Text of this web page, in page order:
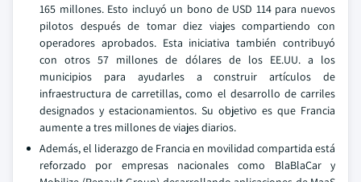
165 millones. Esto incluyó un bono de USD 114 para nuevos
pilotos después de tomar diez viajes compartiendo con
operadores aprobados. Esta iniciativa también contribuyó
con otros 57 millones de dólares de los EE.UU. a los
municipios para ayudarles a construir artículos de
infraestructura de carretillas, como el desarrollo de carriles
designados y estacionamientos. Su objetivo es que Francia
aumente a tres millones de viajes diarios.
Además, el liderazgo de Francia en movilidad compartida está
reforzado por empresas nacionales como BlaBlaCar y